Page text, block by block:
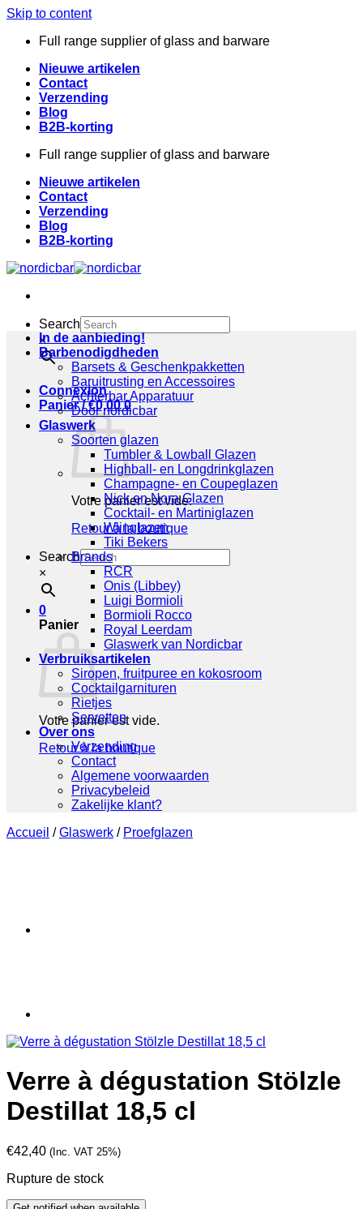
Skip to content
Full range supplier of glass and barware
Nieuwe artikelen
Contact
Verzending
Blog
B2B-korting
Full range supplier of glass and barware
Nieuwe artikelen
Contact
Verzending
Blog
B2B-korting
Search
×
Connexion
Panier /€0,00 0
Votre panier est vide.
Retour à la boutique
Search
×
0
Panier
Votre panier est vide.
Retour à la boutique
In de aanbieding!
Barbenodigdheden
Barsets & Geschenkpakketten
Baruitrusting en Accessoires
Achterbar Apparatuur
Door nordicbar
Glaswerk
Soorten glazen
Tumbler & Lowball Glazen
Highball- en Longdrinkglazen
Champagne- en Coupeglazen
Nick en Nora Glazen
Cocktail- en Martiniglazen
Wijnglazen
Tiki Bekers
Brands
RCR
Onis (Libbey)
Luigi Bormioli
Bormioli Rocco
Royal Leerdam
Glaswerk van Nordicbar
Verbruiksartikelen
Siropen, fruitpuree en kokosroom
Cocktailgarnituren
Rietjes
Servetten
Over ons
Verzending
Contact
Algemene voorwaarden
Privacybeleid
Zakelijke klant?
Accueil / Glaswerk / Proefglazen
Verre à dégustation Stölzle
Destillat 18,5 cl
€42,40 (Inc. VAT 25%)
Rupture de stock